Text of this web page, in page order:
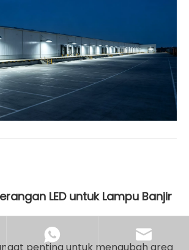
dan elemen korosif di fasilitas
Memilih perlengkapan
bay yang tahan pecah dan hemat
IP yang sesuai akan
di tempat kerja,
pemeliharaan berkelanjutan, dan
kinerja operasional.
LED untuk Lampu Banjir
penting untuk mengubah area